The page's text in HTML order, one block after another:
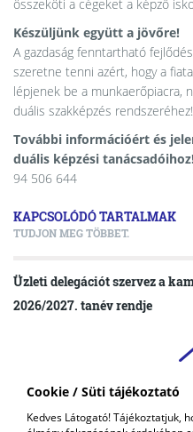
Cookie / Süti tájékoztató
Kedves Látogató! Tájékoztatjuk,
összeköti a cégeket a képző
Készüljünk együtt a jövőre!
A gazdaság fenntartható
szeretne tenni azért, hogy a
lépjenek be a munkaerőpiacra,
duális szakképzés rendszeréhez!
További információért és
duális képzési
94 506 644
KAPCSOLÓDÓ TARTALMAK
TUDJON MEG TÖBBET.
Üzleti delegációt szervez a
2026/2027. tanév rendje
VAS VÁRMEGYEI
KERESKEDELMI ÉS IPARKAMARA